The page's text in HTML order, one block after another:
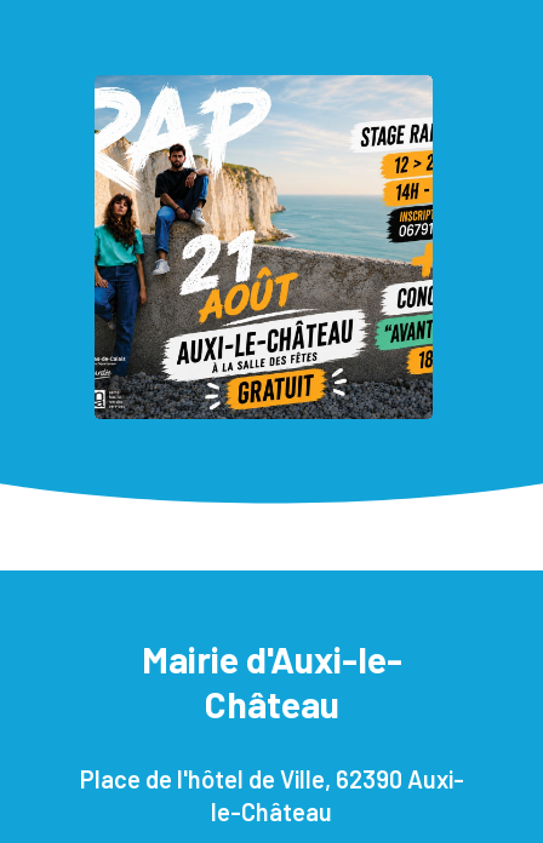
Mairie d'Auxi-le-
Château
Place de l'hôtel de Ville, 62390 Auxi-
le-Château